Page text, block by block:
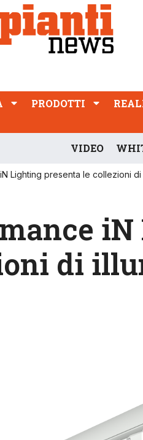
PRODOTTI
PRODOTTI
VIDEO
Lighting presenta le collezioni di
di